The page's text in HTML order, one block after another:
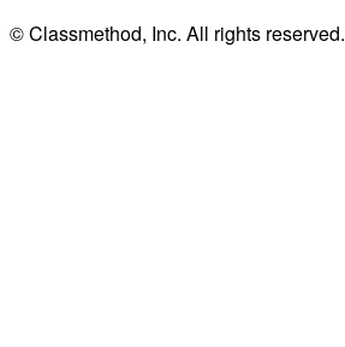
© Classmethod, Inc. All rights reserved.